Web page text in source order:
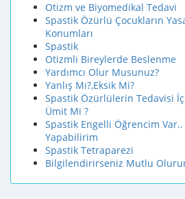
Otizm ve Biyomedikal Tedavi
Spastik Özürlü Çocukların
Konumları
Spastik
Otizmli Bireylerde Beslenme
Yardımcı Olur Musunuz?
Yanlış Mı?,Eksik Mi?
Spastik Özürlülerin Tedavisi
Ümit Mi ?
Spastik Engelli Öğrencim Var..
Yapabilirim
Spastik Tetraparezi
Bilgilendirirseniz Mutlu